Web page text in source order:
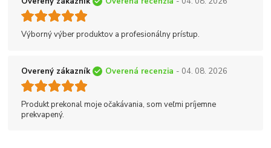
Výborný výber produktov a profesionálny prístup.
Overený zákazník Overená recenzia - 04. 08. 2026
Produkt prekonal moje očakávania, som veľmi príjemne
prekvapený.